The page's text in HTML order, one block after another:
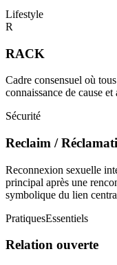
Lifestyle
R
RACK
Cadre consensuel où
connaissance de cause
Sécurité
Reclaim /
Reconnexion sexuelle
principal après une
symbolique du lien
PratiquesEssentiels
Relation ouverte